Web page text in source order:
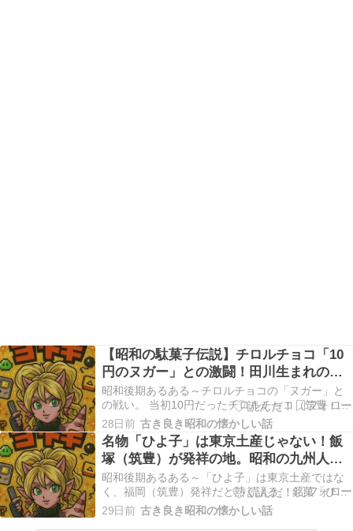
【昭和の駄菓子伝説】チロルチョコ「10
円のヌガー」との激闘！田川生まれの小
さな甘い宝石がくれた、あの頃の思い出
昭和後期あるある～チロルチョコの「ヌガー」と
の戦い。 当初10円だったチロルチョコ（筑豊・田
川生まれ）。中に入っているキャラメルのような
「ヌガー」が歯にガッツリくっつき、銀歯が取れ
る子供が続出する。田川は飯塚の隣です。 昭和後
期の日本の子供たちにとって、その小さな立方体
のチョコレ…
28日前 古き良き昭和の懐かしい話
名物「ひよ子」は東京土産じゃない！飯
塚（筑豊）が発祥の地。昭和の九州人が
熱く語る真実と郷土愛
昭和後期あるある～「ひよ子」は東京土産ではな
く、福岡（筑豊）発祥だと熱く語る。 銘菓「ひよ
子」を東京土産だと思っている人に出会うと、昭
和の九州人は「あれは元々、飯塚のお菓子ば
29日前 古き良き昭和の懐かしい話